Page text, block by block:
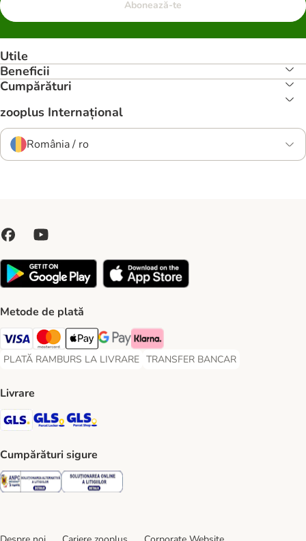
Abonează-te
Utile
Beneficii
Cumpărături
zooplus Internațional
România / ro
Metode de plată
Visa Payment Method
Master Card Payment Method
Apple Pay Payment Method
Google Pay Payment Method
Klarna Payment Method
PLATĂ RAMBURS LA LIVRARE
PLATĂ RAMBURS LA LIVRARE Payment Method
TRANSFER BANCAR
TRANSFER BANCAR Payment
Livrare
GLS Shipping Method
GLS Locker Shipping Method
Cumpărături sigure
Security Security